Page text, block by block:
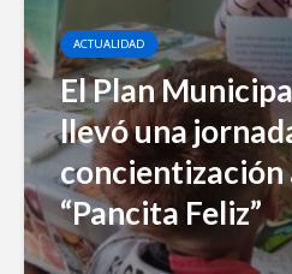
ACTUALIDAD
El Plan
llevó una
concientización
“Pancita Feliz”